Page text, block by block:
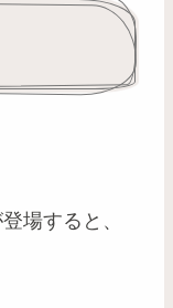
場すると、